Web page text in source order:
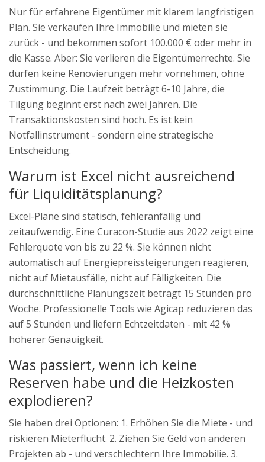
Nur für erfahrene Eigentümer mit klarem langfristigen
Plan. Sie verkaufen Ihre Immobilie und mieten sie
zurück - und bekommen sofort 100.000 € oder mehr in
die Kasse. Aber: Sie verlieren die Eigentümerrechte. Sie
dürfen keine Renovierungen mehr vornehmen, ohne
Zustimmung. Die Laufzeit beträgt 6-10 Jahre, die
Tilgung beginnt erst nach zwei Jahren. Die
Transaktionskosten sind hoch. Es ist kein
Notfallinstrument - sondern eine strategische
Entscheidung.
Warum ist Excel nicht ausreichend
für Liquiditätsplanung?
Excel-Pläne sind statisch, fehleranfällig und
zeitaufwendig. Eine Curacon-Studie aus 2022 zeigt eine
Fehlerquote von bis zu 22 %. Sie können nicht
automatisch auf Energiepreissteigerungen reagieren,
nicht auf Mietausfälle, nicht auf Fälligkeiten. Die
durchschnittliche Planungszeit beträgt 15 Stunden pro
Woche. Professionelle Tools wie Agicap reduzieren das
auf 5 Stunden und liefern Echtzeitdaten - mit 42 %
höherer Genauigkeit.
Was passiert, wenn ich keine
Reserven habe und die Heizkosten
explodieren?
Sie haben drei Optionen: 1. Erhöhen Sie die Miete - und
riskieren Mieterflucht. 2. Ziehen Sie Geld von anderen
Projekten ab - und verschlechtern Ihre Immobilie. 3.